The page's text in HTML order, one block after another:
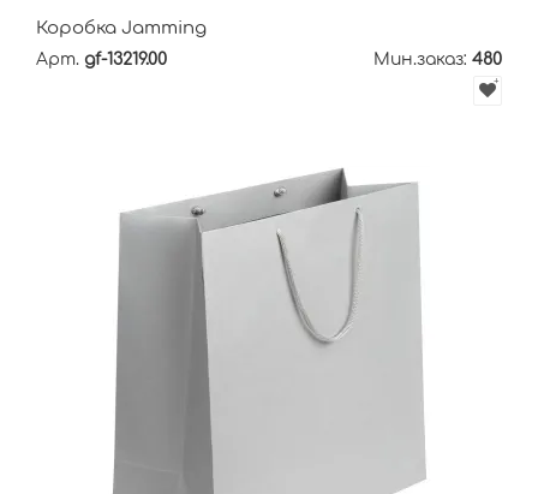
Коробка Jamming
Арт. gf-13219.00 Мин.заказ: 480